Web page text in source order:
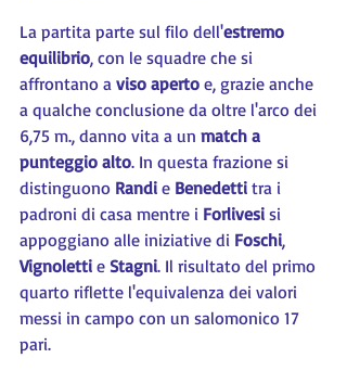
La partita parte sul filo dell'estremo
equilibrio, con le squadre che si
affrontano a viso aperto e, grazie anche
a qualche conclusione da oltre l'arco dei
6,75 m., danno vita a un match a
punteggio alto. In questa frazione si
distinguono Randi e Benedetti tra i
padroni di casa mentre i Forlivesi si
appoggiano alle iniziative di Foschi,
Vignoletti e Stagni. Il risultato del primo
quarto riflette l'equivalenza dei valori
messi in campo con un salomonico 17
pari.